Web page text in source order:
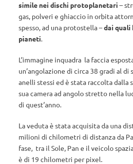
simile nei dischi protoplanetari –
gas, polveri e ghiaccio in orbita
spesso, ad una protostella –dai quali
pianeti.
L’immagine inquadra la faccia
un’angolazione di circa 38 gradi al di
anelli stessi ed è stata raccolta dalla
sua camera ad angolo stretto nella
di quest’anno.
La veduta è stata acquisita da una
milioni di chilometri di distanza da
fase, tra il Sole, Pan e il veicolo
è di 19 chilometri per pixel.